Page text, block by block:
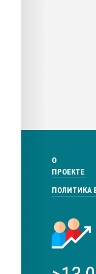
О
ПРОЕКТЕ
ПОЛИТИКА